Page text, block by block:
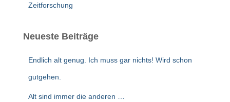
Zeitforschung
Neueste Beiträge
Endlich alt genug. Ich muss gar nichts! Wird schon
gutgehen.
Alt sind immer die anderen …